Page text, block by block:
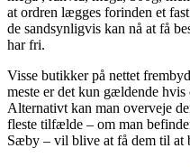
at ordren lægges forinden et
de sandsynligvis kan nå at få
har fri.
Visse butikker på nettet
meste er det kun gældende
Alternativt kan man overveje
fleste tilfælde – om man
Sæby – vil blive at få dem til at